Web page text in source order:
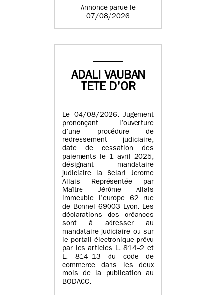
Annonce parue le
07/08/2026
ADALI VAUBAN
TETE D'OR
Le 04/08/2026. Jugement
prononçant l’ouverture
d’une procédure de
redressement judiciaire,
date de cessation des
paiements le 1 avril 2025,
désignant mandataire
judiciaire la Selarl Jerome
Allais Représentée par
Maître Jérôme Allais
immeuble l’europe 62 rue
de Bonnel 69003 Lyon. Les
déclarations des créances
sont à adresser au
mandataire judiciaire ou sur
le portail électronique prévu
par les articles L. 814–2 et
L. 814–13 du code de
commerce dans les deux
mois de la publication au
BODACC.